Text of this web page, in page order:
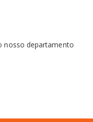
nosso departamento